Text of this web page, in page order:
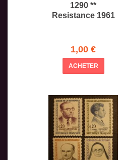
1290 **
Resistance 1961
1,00 €
ACHETER